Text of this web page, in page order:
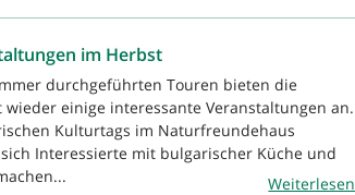
im Herbst
durchgeführten Touren bieten die
einige interessante Veranstaltungen an.
Kulturtags im Naturfreundehaus
Interessierte mit bulgarischer Küche und
Weiterlesen